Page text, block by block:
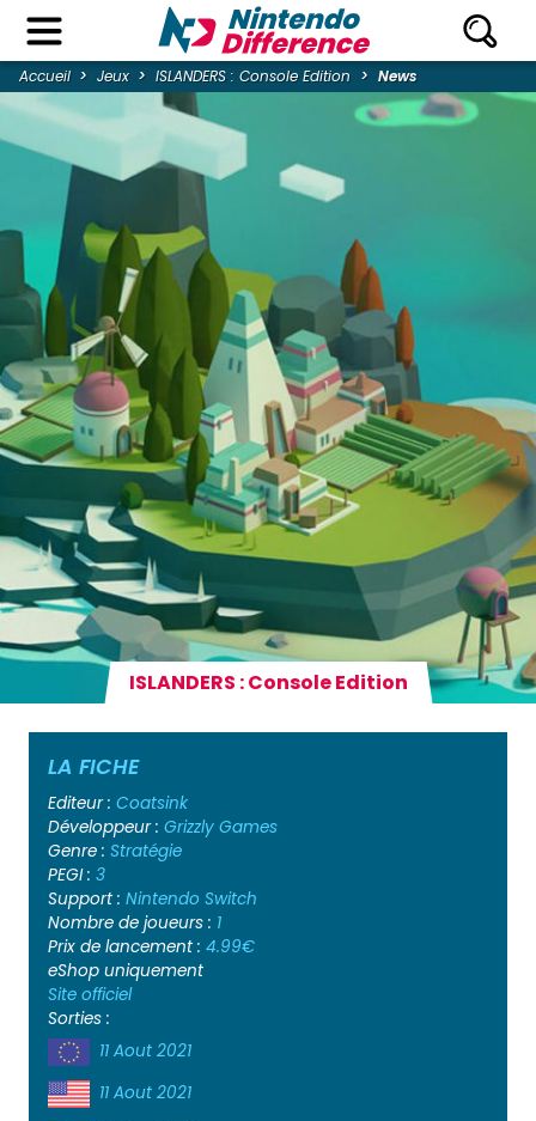
Accueil Jeux ISLANDERS : Console Edition News
ISLANDERS : Console Edition
LA FICHE
Editeur : Coatsink
Développeur : Grizzly Games
Genre : Stratégie
PEGI : 3
Support : Nintendo Switch
Nombre de joueurs : 1
Prix de lancement : 4.99€
eShop uniquement
Site officiel
Sorties :
11 Aout 2021
11 Aout 2021